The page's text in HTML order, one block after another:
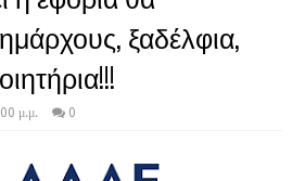
ξαδέλφια,
μ.μ. 0